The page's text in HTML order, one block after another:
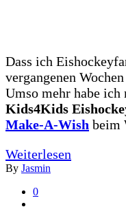
Dass ich
vergangenen
Umso mehr habe
Kids4Kids
Make-A-Wish beim
Weiterlesen
By Jasmin
0